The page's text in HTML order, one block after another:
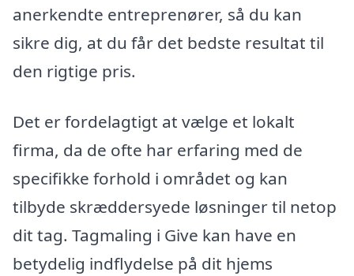
anerkendte entreprenører, så du kan
sikre dig, at du får det bedste resultat til
den rigtige pris.
Det er fordelagtigt at vælge et lokalt
firma, da de ofte har erfaring med de
specifikke forhold i området og kan
tilbyde skræddersyede løsninger til netop
dit tag. Tagmaling i Give kan have en
betydelig indflydelse på dit hjems